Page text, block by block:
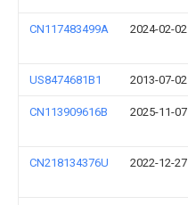
CN117483499A 2024-02-02
US8474681B1 2013-07-02
CN113909616B 2025-11-07
CN218134376U 2022-12-27